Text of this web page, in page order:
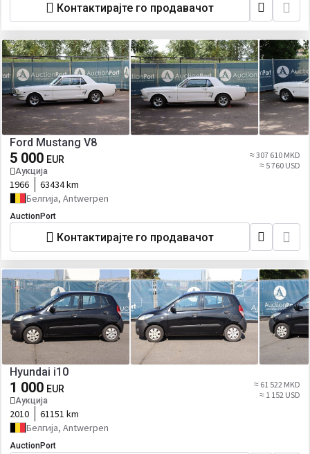
Контактирајте го продавачот
Ford Mustang V8
5 000 EUR
Аукција
≈ 307 610 MKD
≈ 5 760 USD
1966
63434 km
Белгија, Antwerpen
AuctionPort
Контактирајте го продавачот
Hyundai i10
1 000 EUR
Аукција
≈ 61 522 MKD
≈ 1 152 USD
2010
61151 km
Белгија, Antwerpen
AuctionPort